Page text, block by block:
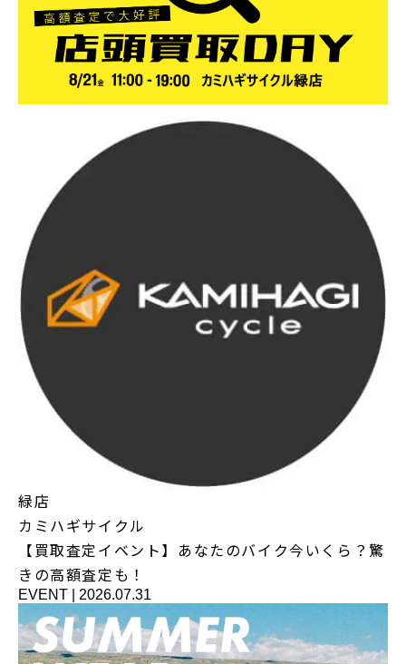
緑店
カミハギサイクル
【買取査定イベント】あなたのバイク今いくら？驚
きの高額査定も！
EVENT 2026.07.31